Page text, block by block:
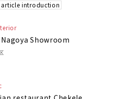
article introduction
Showroom